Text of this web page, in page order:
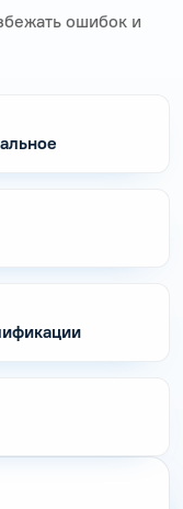
ошибок и